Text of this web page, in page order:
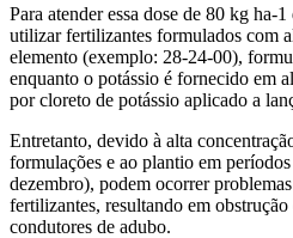
Para atender essa dose de 80 kg ha-
utilizar fertilizantes formulados com
elemento (exemplo: 28-24-00),
enquanto o potássio é fornecido em
por cloreto de potássio aplicado a
Entretanto, devido à alta
formulações e ao plantio em
dezembro), podem ocorrer
fertilizantes, resultando em obstrução
condutores de adubo.